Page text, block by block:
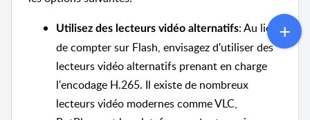
Utilisez des lecteurs vidéo alternatifs: Au lieu
de compter sur Flash, envisagez d'utiliser des
lecteurs vidéo alternatifs prenant en charge
l'encodage H.265. Il existe de nombreux
lecteurs vidéo modernes comme VLC,